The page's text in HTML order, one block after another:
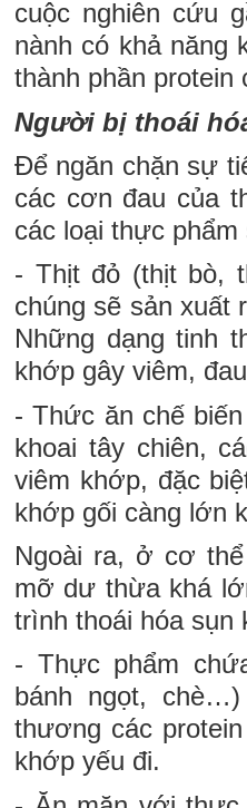
cuộc nghiên cứu
nành có khả năng
thành phần
Người bị thoái
Để ngăn chặn sự
các cơn đau của
các loại thực phẩm
- Thịt đỏ (thịt bò,
chúng sẽ sản xuất
Những dạng tinh
khớp gây viêm,
- Thức ăn chế
khoai tây chiên,
viêm khớp, đặc
khớp gối càng lớn
Ngoài ra, ở cơ
mỡ dư thừa khá
trình thoái hóa sụn
- Thực phẩm
bánh ngọt,
thương các
khớp yếu đi.